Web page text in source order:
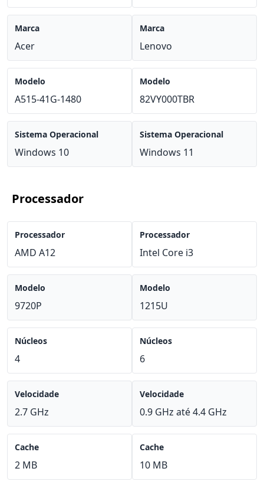
Marca
Acer
Modelo
A515-41G-1480
Sistema Operacional
Windows 10
Marca
Lenovo
Modelo
82VY000TBR
Sistema Operacional
Windows 11
Processador
Processador
AMD A12
Modelo
9720P
Núcleos
4
Velocidade
2.7 GHz
Cache
2 MB
Processador
Intel Core i3
Modelo
1215U
Núcleos
6
Velocidade
0.9 GHz até 4.4 GHz
Cache
10 MB